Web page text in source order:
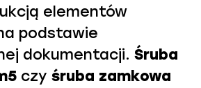
elementów
podstawie
dokumentacji. Śruba
czy śruba zamkowa